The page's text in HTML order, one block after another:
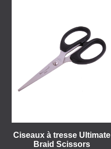
Ciseaux à tresse Ultimate
Braid Scissors